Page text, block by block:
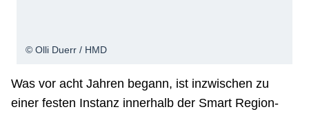
© Olli Duerr / HMD
Was vor acht Jahren begann, ist inzwischen zu
einer festen Instanz innerhalb der Smart Region-